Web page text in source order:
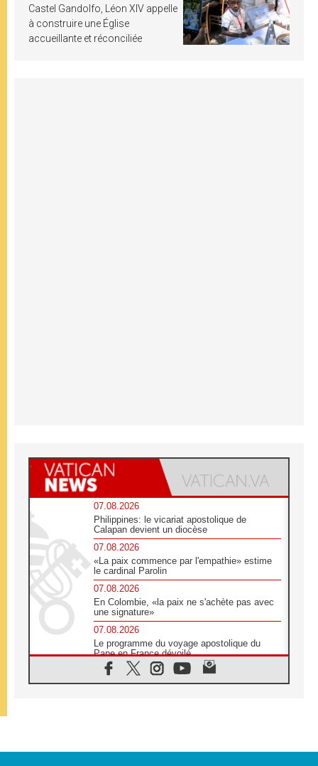
Castel Gandolfo, Léon XIV appelle
à construire une Église
accueillante et réconciliée
07.08.2026
Philippines: le vicariat apostolique de
Calapan devient un diocèse
07.08.2026
«La paix commence par l'empathie» estime
le cardinal Parolin
07.08.2026
En Colombie, «la paix ne s'achète pas avec
une signature»
07.08.2026
Le programme du voyage apostolique du
Pape en France dévoilé
07.08.2026
1ère Conférence continentale sur l'éducation
07.08.2026